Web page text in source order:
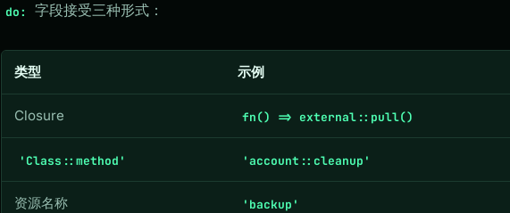
do: 字段接受三种形式：
类型 示例
Closure fn() => external::pull()
'Class::method' 'account::cleanup'
资源名称 'backup'